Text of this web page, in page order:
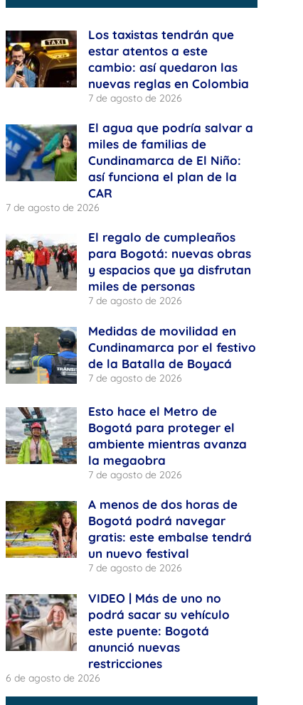
Los taxistas tendrán que
estar atentos a este
cambio: así quedaron las
nuevas reglas en Colombia
7 de agosto de 2026
El agua que podría salvar a
miles de familias de
Cundinamarca de El Niño:
así funciona el plan de la
CAR
7 de agosto de 2026
El regalo de cumpleaños
para Bogotá: nuevas obras
y espacios que ya disfrutan
miles de personas
7 de agosto de 2026
Medidas de movilidad en
Cundinamarca por el festivo
de la Batalla de Boyacá
7 de agosto de 2026
Esto hace el Metro de
Bogotá para proteger el
ambiente mientras avanza
la megaobra
7 de agosto de 2026
A menos de dos horas de
Bogotá podrá navegar
gratis: este embalse tendrá
un nuevo festival
7 de agosto de 2026
VIDEO | Más de uno no
podrá sacar su vehículo
este puente: Bogotá
anunció nuevas
restricciones
6 de agosto de 2026